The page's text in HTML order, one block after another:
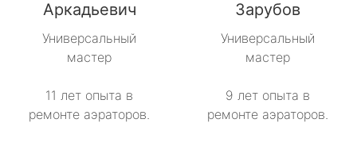
Аркадьевич
Универсальный
мастер
11 лет опыта в
ремонте аэраторов.
Зарубов
Универсальный
мастер
9 лет опыта в
ремонте аэраторов.